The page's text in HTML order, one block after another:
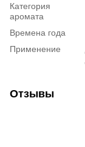
Категория
аромата
Времена года
Применение
Отзывы